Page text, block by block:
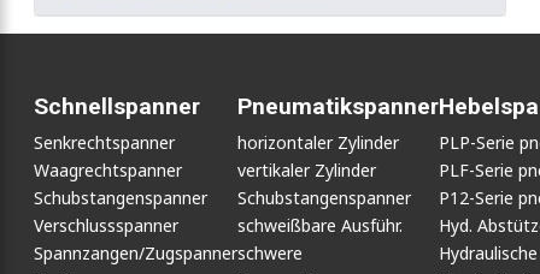
Schnellspanner
Senkrechtspanner
Waagrechtspanner
Schubstangenspanner
Verschlussspanner
Spannzangen/Zugspanner
Pneumatikspanner
horizontaler Zylinder
vertikaler Zylinder
Schubstangenspanner
schweißbare Ausführ.
schwere
PLP-Serie
PLF-Serie
P12-Serie
Hyd.
Hydraulische